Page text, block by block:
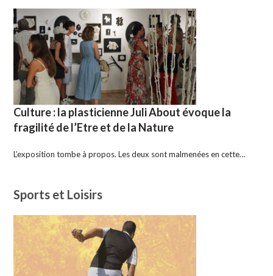
Culture : la plasticienne Juli About évoque la
fragilité de l’Etre et de la Nature
L’exposition tombe à propos. Les deux sont malmenées en cette…
Sports et Loisirs